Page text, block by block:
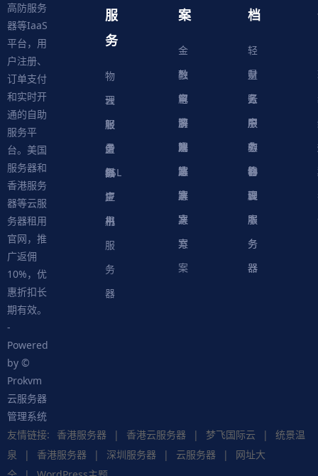
高防服务
器等IaaS
平台，用
户注册、
订单支付
和实时开
通的自助
服务平
台。美国
服务器和
香港服务
器等云服
务器租用
官网，推
广返佣
10%，优
惠折扣长
期有效。
-
Powered
by ©
Prokvm
云服务器
管理系统
服
务
物
理
服
务
器
云
服
务
器
轻
量
级
应
用
服
务
器
虚
拟
主
机
SSL
证
书
案
金
融
解
决
方
案
教
育
解
决
方
案
电
商
解
决
方
案
游
戏
解
决
方
案
网
站
解
决
方
案
档
轻
量
云
服
务
器
财
务
中
心
账
户
中
心
服
务
协
议
软
件
脚
本
物
理
服
务
器
云
服
务
器
友情链接: 香港服务器 | 香港云服务器 | 梦飞国际云 |
统景温
泉
| 香港服务器 | 深圳服务器 | 云服务器 |
网址大